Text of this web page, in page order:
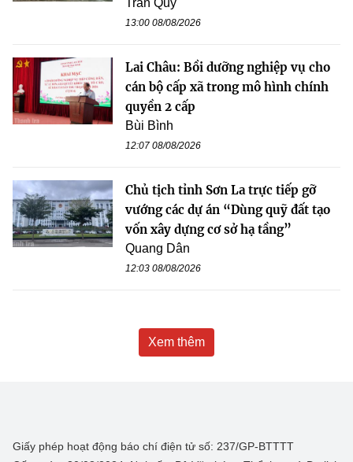
Trần Quý
13:00 08/08/2026
Lai Châu: Bồi dưỡng nghiệp vụ cho
cán bộ cấp xã trong mô hình chính
quyền 2 cấp
Bùi Bình
12:07 08/08/2026
Chủ tịch tỉnh Sơn La trực tiếp gỡ
vướng các dự án “Dùng quỹ đất tạo
vốn xây dựng cơ sở hạ tầng”
Quang Dân
12:03 08/08/2026
Xem thêm
Giấy phép hoạt động báo chí điện tử số: 237/GP-BTTTT